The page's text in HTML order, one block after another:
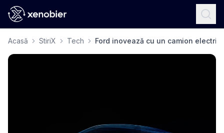
Acasă StiriX Tech Ford inovează cu un camion electric